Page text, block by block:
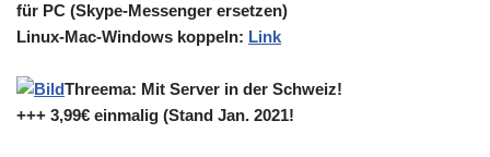
für PC (Skype-Messenger ersetzen)
Linux-Mac-Windows koppeln: Link
Threema: Mit Server in der Schweiz!
+++ 3,99€ einmalig (Stand Jan. 2021!